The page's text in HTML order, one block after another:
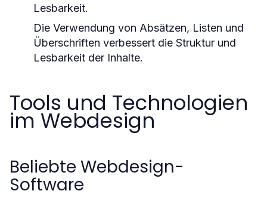
Lesbarkeit.
Die Verwendung von Absätzen, Listen und
Überschriften verbessert die Struktur und
Lesbarkeit der Inhalte.
Tools und Technologien
im Webdesign
Beliebte Webdesign-
Software